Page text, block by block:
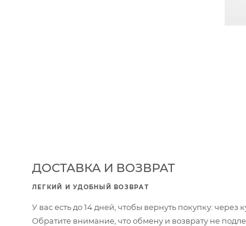
ДОСТАВКА И ВОЗВРАТ
ЛЕГКИЙ И УДОБНЫЙ ВОЗВРАТ
У вас есть до 14 дней, чтобы вернуть покупку: через
Обратите внимание, что обмену и возврату не